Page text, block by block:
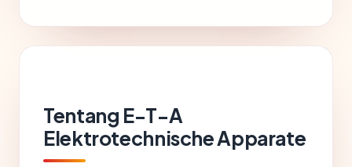
Tentang E-T-A
Elektrotechnische Apparate